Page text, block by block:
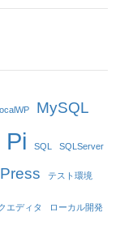
MySQL
Pi SQL SQLServer
テスト環境
エディタ ローカル開発